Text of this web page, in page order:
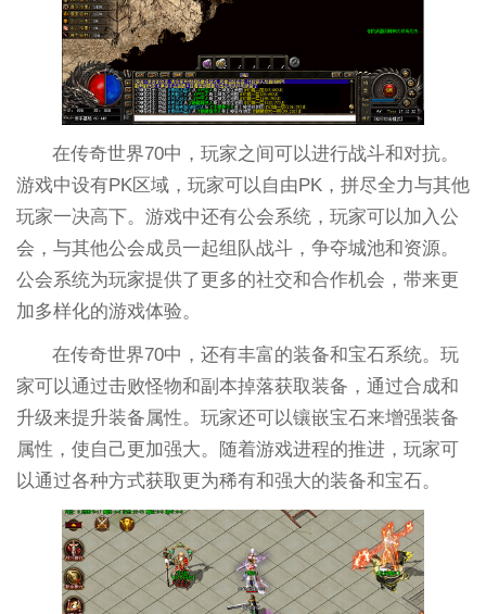
在传奇世界70中，玩家之间可以进行战斗和对抗。
游戏中设有PK区域，玩家可以自由PK，拼尽全力与其他
玩家一决高下。游戏中还有公会系统，玩家可以加入公
会，与其他公会成员一起组队战斗，争夺城池和资源。
公会系统为玩家提供了更多的社交和合作机会，带来更
加多样化的游戏体验。
在传奇世界70中，还有丰富的装备和宝石系统。玩
家可以通过击败怪物和副本掉落获取装备，通过合成和
升级来提升装备属性。玩家还可以镶嵌宝石来增强装备
属性，使自己更加强大。随着游戏进程的推进，玩家可
以通过各种方式获取更为稀有和强大的装备和宝石。